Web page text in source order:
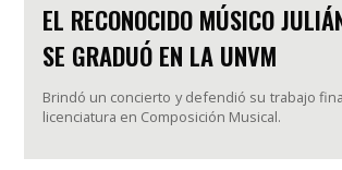
EL RECONOCIDO MÚSICO
SE GRADUÓ EN LA UNVM
Brindó un concierto y defendió su trabajo
licenciatura en Composición Musical.